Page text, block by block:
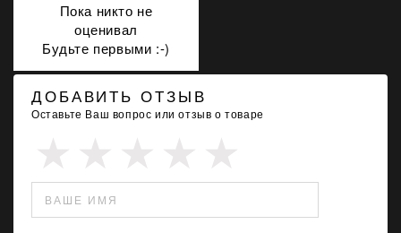
Пока никто не
оценивал
Будьте первыми :-)
ДОБАВИТЬ ОТЗЫВ
Оставьте Ваш вопрос или отзыв о товаре
ВАШЕ ИМЯ